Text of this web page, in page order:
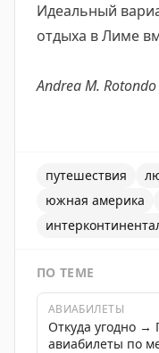
Идеальный
отдыха в Лиме
Andrea M. Rotondo
путешествия
южная америка
ПО ТЕМЕ
АВИАБИЛЕТЫ
Откуда угодно
авиабилеты по